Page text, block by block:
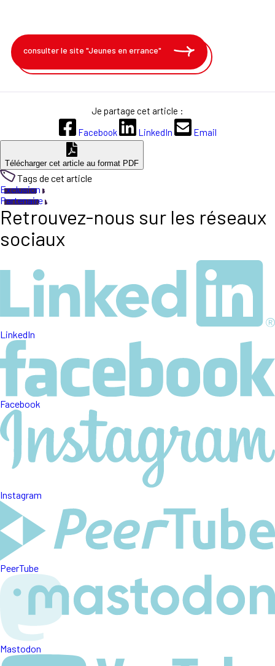
consulter le site "Jeunes en errance"
Je partage cet article :
Facebook
LinkedIn Email
Télécharger cet article au format PDF
Tags de cet article
Exclusion
Partenaire
Retrouvez-nous sur les réseaux
sociaux
LinkedIn
Facebook
Instagram
PeerTube
Mastodon